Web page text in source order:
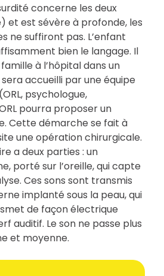
concerne les deux
et est sévère à profonde, les
ne suffiront pas. L’enfant
bien le langage. Il
à l’hôpital dans un
accueilli par une équipe
psychologue,
pourra proposer un
Cette démarche se fait à
une opération chirurgicale.
a deux parties : un
porté sur l’oreille, qui capte
Ces sons sont transmis
implanté sous la peau, qui
de façon électrique
auditif. Le son ne passe plus
et moyenne.